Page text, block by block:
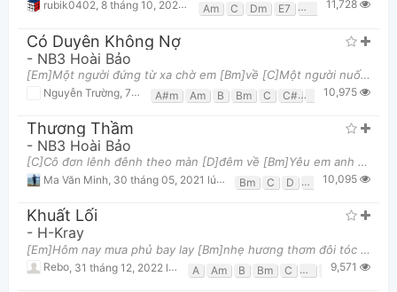
rubik0402, 8 tháng 10, 2020 lúc 09:41pm Am C Dm E7 Em F G
11,728
Có Duyên Không Nợ
- NB3 Hoài Bảo
[Em]Một người đứng từ xa chờ em [Bm]về [C]Một người nuốt nước [D]mắt từng đêm [G] [Em]Từng làn tó
Nguyễn Trường 7 tháng 09, 2020 lúc 07:33pm A#m Am B Bm C C# Cm D D#
10,975
Thương Thầm
- NB3 Hoài Bảo
[C]Cô đơn lênh đênh theo màn [D]đêm về [Bm]Yêu em anh yêu cả một [Em]đời [C]Nhớ mãi ánh mắt nhung
Ma Văn Minh 30 tháng 05, 2021 lúc 07:05am Bm C D Em 10,095
Khuất Lối
- H-Kray
[Em]Hôm nay mưa phủ bay lay [Bm]nhẹ hương thơm đôi tóc mây Nhớ thương [Am]nàng anh lang thang tron
Rebo 31 tháng 12, 2022 lúc 08:59pm A Am B Bm C D Em G
9,571